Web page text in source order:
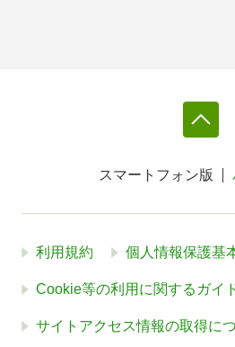
スマートフォン版
利用規約 個人情報保護基
Cookie等の利用に関するガイ
サイトアクセス情報の取得に